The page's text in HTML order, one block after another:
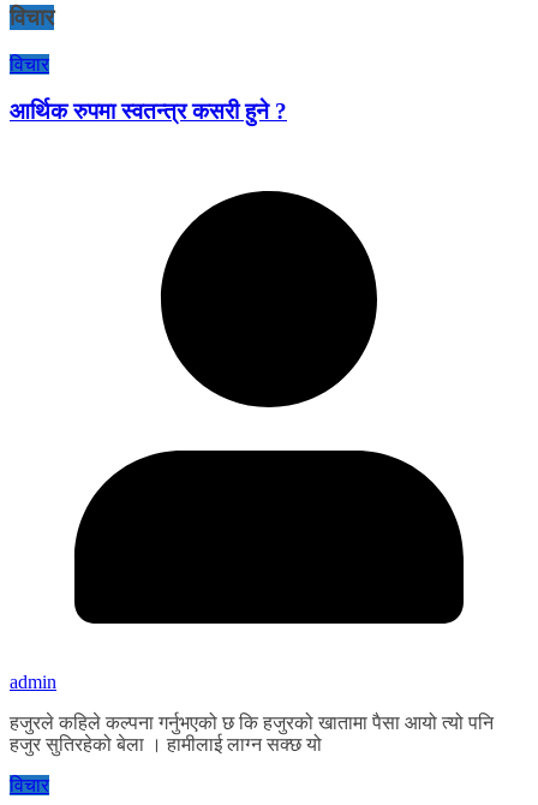
विचार
विचार
आर्थिक रुपमा स्वतन्त्र कसरी हुने ?
admin
हजुरले कहिले कल्पना गर्नुभएको छ कि हजुरको खातामा पैसा आयो त्यो पनि
हजुर सुतिरहेको बेला । हामीलाई लाग्न सक्छ यो
विचार